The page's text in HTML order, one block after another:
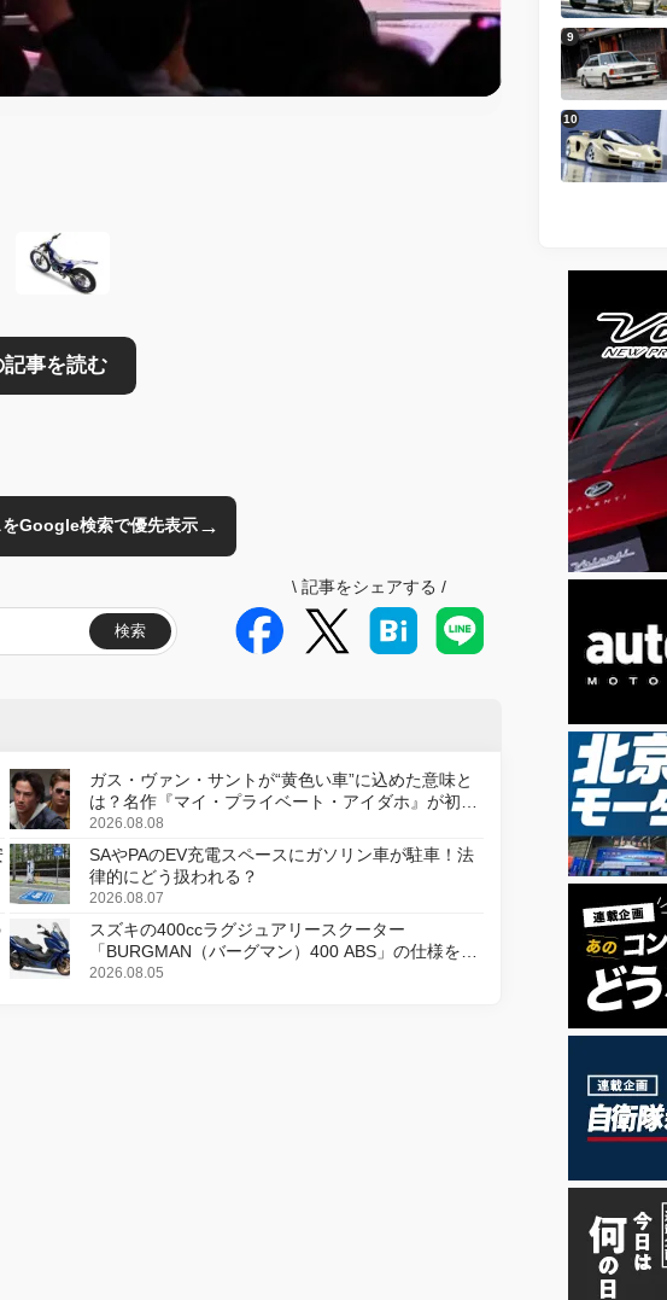
Google検索で優先表示→
検索
\ 記事をシェアする /
ガス・ヴァン・サントが“黄色い車”に込めた意味と
は？名作『マイ・プライベート・アイダホ』が初の
デジタルリマスター版で復活
2026.08.08
SAやPAのEV充電スペースにガソリン車が駐車！法
律的にどう扱われる？
2026.08.07
スズキの400ccラグジュアリースクーター
「BURGMAN（バーグマン）400 ABS」の仕様を変
更し、8月18日に発売
2026.08.05